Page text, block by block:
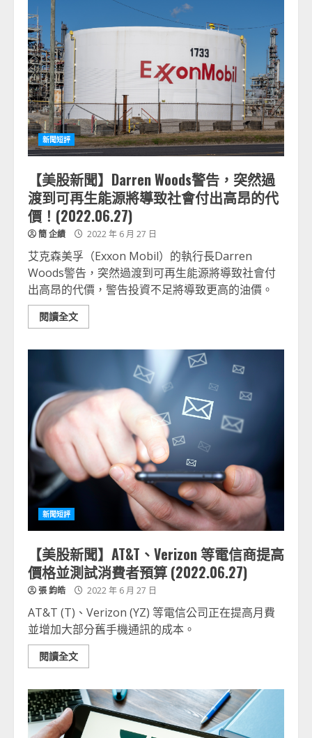
新聞短評
【美股新聞】Darren Woods警告，突然過
渡到可再生能源將導致社會付出高昂的代
價！(2022.06.27)
簡 企績 2022 年 6 月 27 日
艾克森美孚（Exxon Mobil）的執行長Darren
Woods警告，突然過渡到可再生能源將導致社會付
出高昂的代價，警告投資不足將導致更高的油價。
閱讀全文
新聞短評
【美股新聞】AT&T、Verizon 等電信商提高
價格並測試消費者預算 (2022.06.27)
張 鈞皓 2022 年 6 月 27 日
AT&T (T)、Verizon (YZ) 等電信公司正在提高月費
並增加大部分舊手機通訊的成本。
閱讀全文